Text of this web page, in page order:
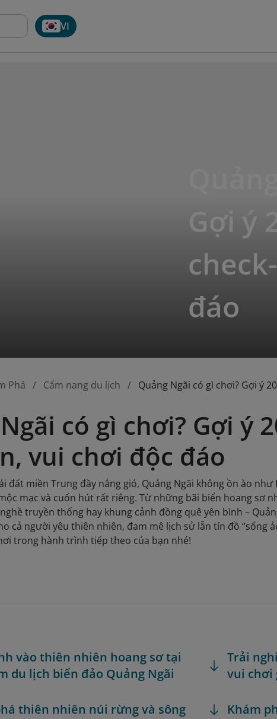
VI
Gợi ý
đáo
Phá Cẩm nang du lịch Quảng Ngãi có gì chơi? Gợi ý
có gì chơi? Gợi ý
vui chơi độc đáo
đất miền Trung đầy nắng gió, Quảng Ngãi không ồn ào
mạc và cuốn hút rất riêng. Từ những bãi biển hoang sơ
truyền thống hay khung cảnh đồng quê yên bình –
cả người yêu thiên nhiên, đam mê lịch sử lẫn tín đồ “sống
trong hành trình tiếp theo của bạn nhé!
vào thiên nhiên hoang sơ tại
du lịch biển đảo Quảng Ngãi
thiên nhiên núi rừng và sông
Trải
vui chơi
Khám